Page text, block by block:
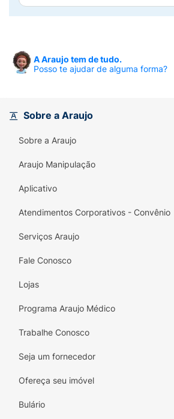
Gominhas Go! Jelly são
experimente essa delícia que
todos com seu sabor doce e
A Araujo tem de tudo.
Posso te ajudar de alguma forma?
Sobre a Araujo
Sobre a Araujo
Araujo Manipulação
Aplicativo
Atendimentos Corporativos - Convênio
Serviços Araujo
Fale Conosco
Lojas
Programa Araujo Médico
Trabalhe Conosco
Seja um fornecedor
Ofereça seu imóvel
Bulário